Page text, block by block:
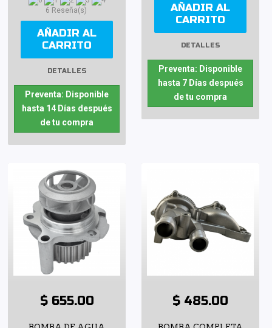
6 Reseña(s)
AÑADIR AL
CARRITO
DETALLES
Preventa: Disponible
hasta 14 Días después
de tu compra
AÑADIR AL
CARRITO
DETALLES
Preventa: Disponible
hasta 7 Días después
de tu compra
$ 655.00 $ 485.00